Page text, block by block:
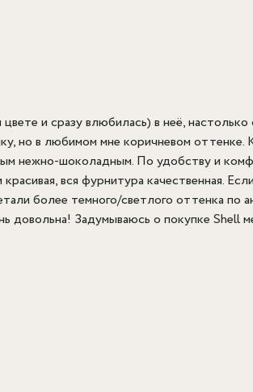
и сразу влюбилась) в неё, настолько
но в любимом мне коричневом оттенке.
нежно-шоколадным. По удобству и
вся фурнитура качественная.
более темного/светлого оттенка по
Задумываюсь о покупке Shell